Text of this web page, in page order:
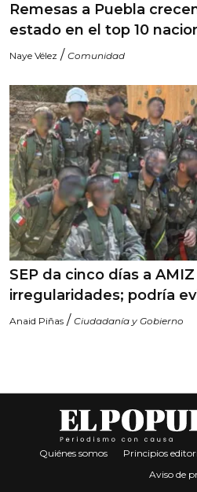
Remesas a Puebla
estado en el top 10
Naye Vélez / Comunidad
SEP da cinco días a
irregularidades; podría
Anaid Piñas / Ciudadanía y Gobierno
Quiénes somos Principios
Aviso de